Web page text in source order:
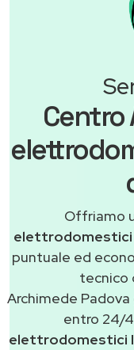
Centro
Offriamo
elettrodomestici
puntuale ed
tecnico
Archimede
entro 24/
elettrodomestici